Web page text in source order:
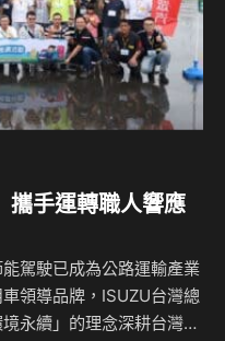
手運轉職人響應
駕駛已成為公路運輸產業
領導品牌，ISUZU台灣總
永續」的理念深耕台灣市